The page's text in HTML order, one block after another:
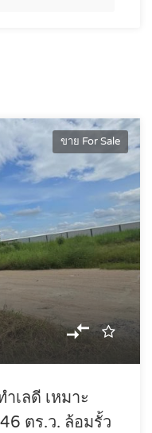
ขาย For Sale
เลดี เหมาะ
ตร.ว. ล้อมรั้ว